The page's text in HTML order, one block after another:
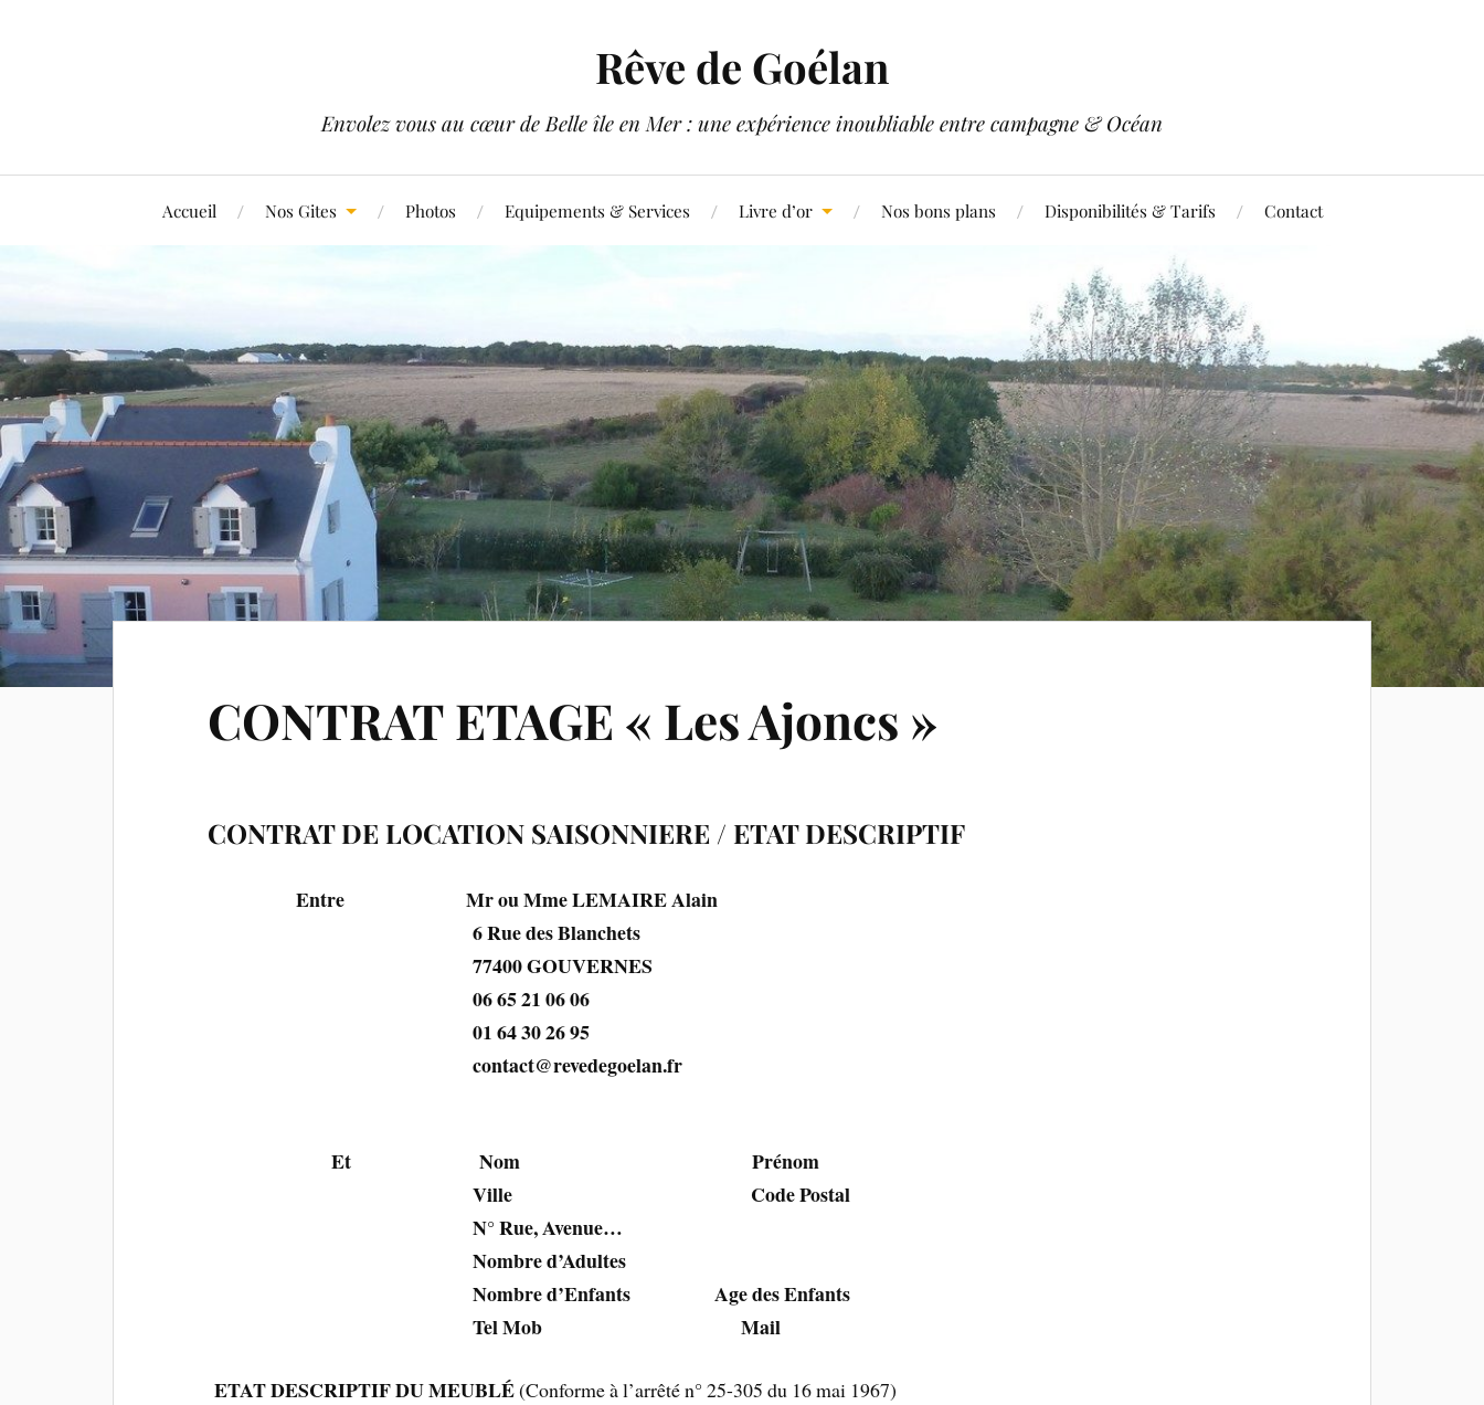
Rêve de Goélan
Envolez vous au cœur de Belle île en Mer : une expérience inoubliable entre campagne & Océan
Accueil Nos Gites Photos Equipements & Services Livre d’or Nos bons plans Disponibilités & Tarifs Contact
CONTRAT ETAGE « Les Ajoncs »
CONTRAT DE LOCATION SAISONNIERE / ETAT DESCRIPTIF
Entre
Mr ou Mme LEMAIRE Alain
6 Rue des Blanchets
77400 GOUVERNES
06 65 21 06 06
01 64 30 26 95
contact@revedegoelan.fr
Et
Nom Prénom
Ville Code Postal
N° Rue, Avenue…
Nombre d’Adultes
Nombre d’Enfants Age des Enfants
Tel Mob Mail
ETAT DESCRIPTIF DU MEUBLÉ(Conforme à l’arrêté n° 25-305 du 16 mai 1967)